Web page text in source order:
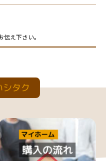
伝え下さい。
タク